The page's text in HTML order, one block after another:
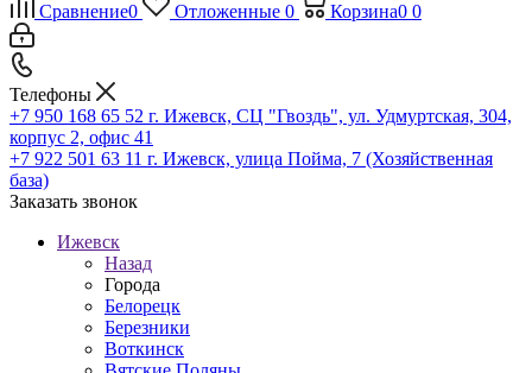
Сравнение0 Отложенные 0 Корзина0 0
Телефоны
+7 950 168 65 52 г. Ижевск, СЦ "Гвоздь", ул. Удмуртская, 304,
корпус 2, офис 41
+7 922 501 63 11 г. Ижевск, улица Пойма, 7 (Хозяйственная
база)
Заказать звонок
Ижевск
Назад
Города
Белорецк
Березники
Воткинск